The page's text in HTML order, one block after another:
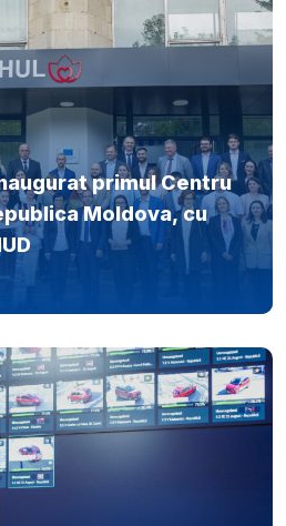
primul Centru
Moldova, cu